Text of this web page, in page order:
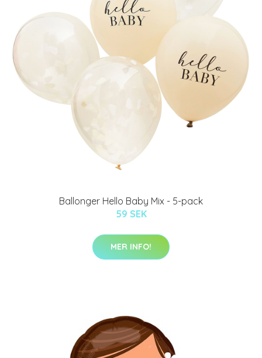
Ballonger Hello Baby Mix - 5-pack
59 SEK
MER INFO!